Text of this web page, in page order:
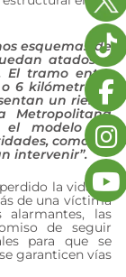
esquemas de
atados a
El tramo entre
6 kilómetros y
un riesgo
Metropolitana
el modelo de
como los
intervenir”.
la vida en
de una víctima
las
de seguir
para que se
garanticen vías